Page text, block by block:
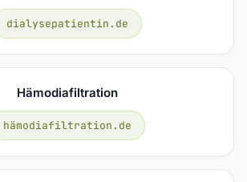
dialysepatientin.de
Hämodiafiltration
hämodiafiltration.de